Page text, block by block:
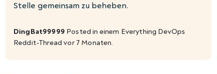
Stelle gemeinsam zu beheben.
DingBat99999 Posted in einem Everything DevOps
Reddit-Thread vor 7 Monaten.